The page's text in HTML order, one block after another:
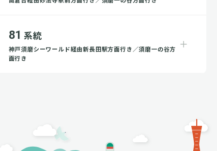
81 系統
神戸須磨シーワールド経由新長田駅方面行き／須磨一の谷方
面行き